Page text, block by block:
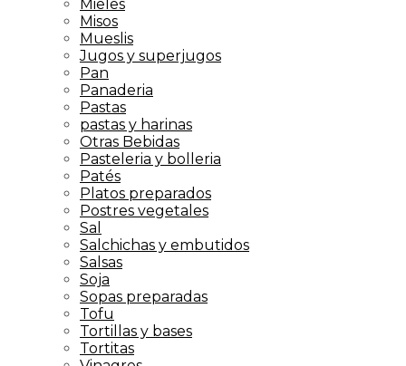
Mieles
Misos
Mueslis
Jugos y superjugos
Pan
Panaderia
Pastas
pastas y harinas
Otras Bebidas
Pasteleria y bolleria
Patés
Platos preparados
Postres vegetales
Sal
Salchichas y embutidos
Salsas
Soja
Sopas preparadas
Tofu
Tortillas y bases
Tortitas